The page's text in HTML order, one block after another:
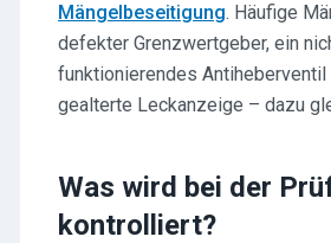
Mängelbeseitigung. Häufige
defekter Grenzwertgeber, ein
funktionierendes Antiheberventil
gealterte Leckanzeige – dazu
Was wird bei der
kontrolliert?